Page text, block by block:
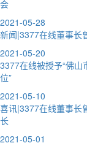
会
2021-05-28
新闻|3377在线董事长
2021-05-20
3377在线被授予“佛
位”
2021-05-10
喜讯|3377在线董事长
长
2021-05-01